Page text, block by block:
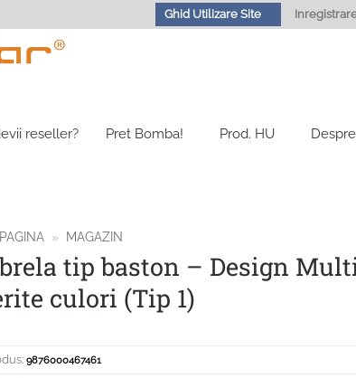
Ghid Utilizare Site
reseller? Pret Bomba! Prod. HU
» MAGAZIN
tip baston – Design
culori (Tip 1)
9876000467461